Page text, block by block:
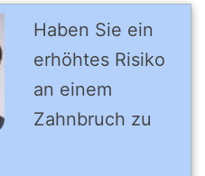
Haben Sie ein
erhöhtes Risiko
an einem
Zahnbruch zu